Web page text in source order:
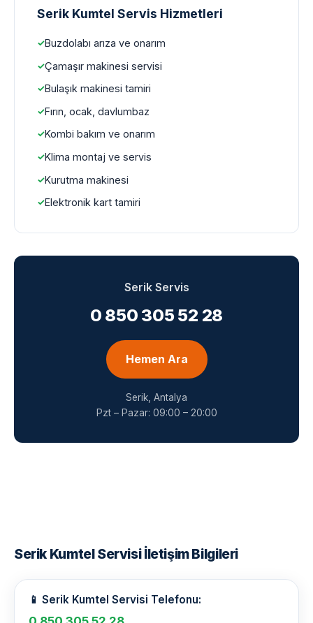
Serik Kumtel Servis Hizmetleri
Buzdolabı arıza ve onarım
Çamaşır makinesi servisi
Bulaşık makinesi tamiri
Fırın, ocak, davlumbaz
Kombi bakım ve onarım
Klima montaj ve servis
Kurutma makinesi
Elektronik kart tamiri
Serik Servis
0 850 305 52 28
Hemen Ara
Serik, Antalya
Pzt – Pazar: 09:00 – 20:00
Serik Kumtel Servisi İletişim Bilgileri
📱 Serik Kumtel Servisi Telefonu: